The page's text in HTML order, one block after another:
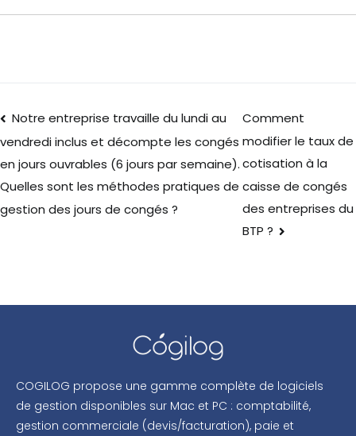
Notre entreprise travaille du lundi au
vendredi inclus et décompte les congés
en jours ouvrables (6 jours par semaine).
Quelles sont les méthodes pratiques de
gestion des jours de congés ?
Comment
modifier le taux de
cotisation à la
caisse de congés
des entreprises du
BTP ?
COGILOG propose une gamme complète de logiciels
de gestion disponibles sur Mac et PC : comptabilité,
gestion commerciale (devis/facturation), paie et